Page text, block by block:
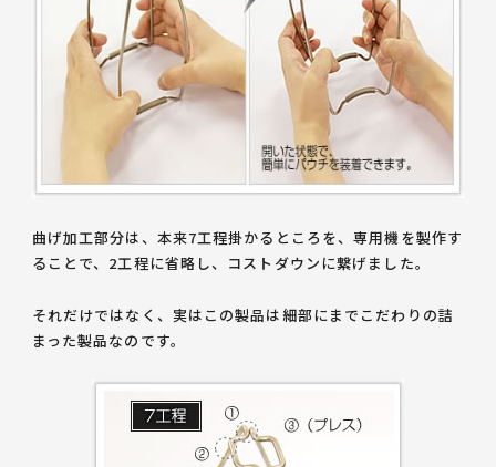
曲げ加工部分は、本来7工程掛かるところを、専用機を製作す
ることで、2工程に省略し、コストダウンに繋げました。
それだけではなく、実はこの製品は細部にまでこだわりの詰
まった製品なのです。